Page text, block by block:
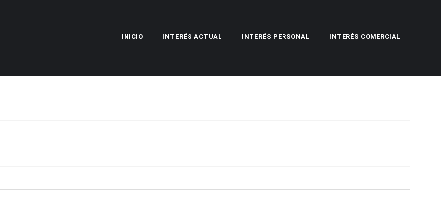
INICIO INTERÉS ACTUAL INTERÉS PERSONAL INTERÉS COMERCIAL